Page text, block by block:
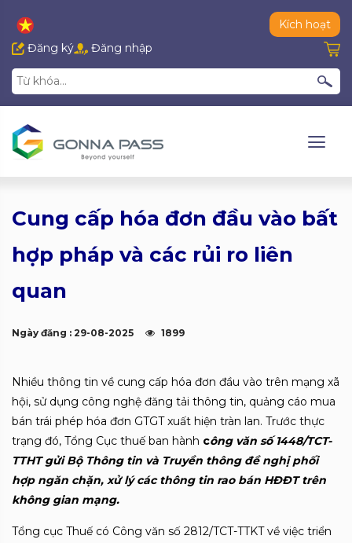
Kích hoạt
Đăng ký
Đăng nhập
Cung cấp hóa đơn đầu vào bất
hợp pháp và các rủi ro liên
quan
Ngày đăng : 29-08-2025 1899
Nhiều thông tin về cung cấp hóa đơn đầu vào trên mạng xã
hội, sử dụng công nghệ đăng tải thông tin, quảng cáo mua
bán trái phép hóa đơn GTGT xuất hiện tràn lan. Trước thực
trạng đó, Tổng Cục thuế ban hành công văn số 1448/TCT-
TTHT gửi Bộ Thông tin và Truyền thông đề nghị phối
hợp ngăn chặn, xử lý các thông tin rao bán HĐĐT trên
không gian mạng.
Tổng cục Thuế có Công văn số 2812/TCT-TTKT về việc triển